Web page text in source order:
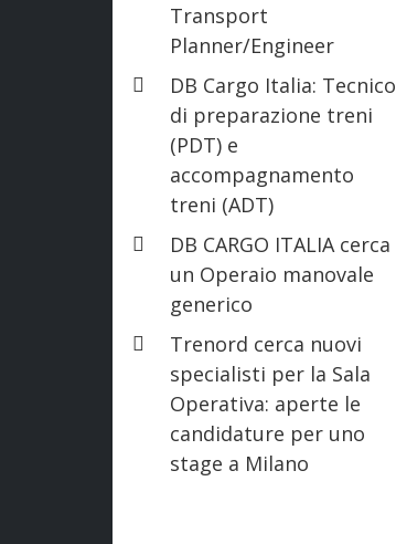
Transport
Planner/Engineer
DB Cargo Italia: Tecnico
di preparazione treni
(PDT) e
accompagnamento
treni (ADT)
DB CARGO ITALIA cerca
un Operaio manovale
generico
Trenord cerca nuovi
specialisti per la Sala
Operativa: aperte le
candidature per uno
stage a Milano